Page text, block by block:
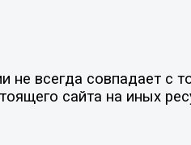
всегда совпадает с
сайта на иных